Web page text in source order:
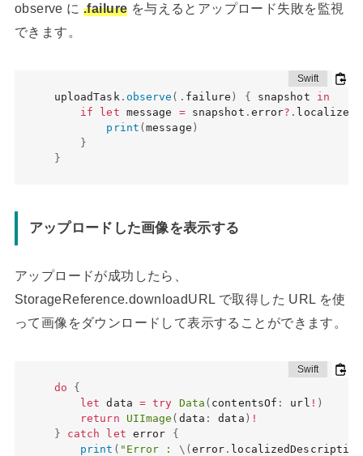
observe に.failure を与えるとアップロード失敗を監視
できます。
uploadTask. observe ( . failure ) { snapshot in
if
let message = snapshot . error? .
print (message )
}
}
アップロードした画像を表示する
アップロードが成功したら、
StorageReference.downloadURL で取得した URL を使
って画像をダウンロードして表示することができます。
do
{
let data = try Data ( contentsOf : url ! )
return
UIImage ( data : data ) !
}
catch let error {
print ( "Error : \( error . localizedDescription